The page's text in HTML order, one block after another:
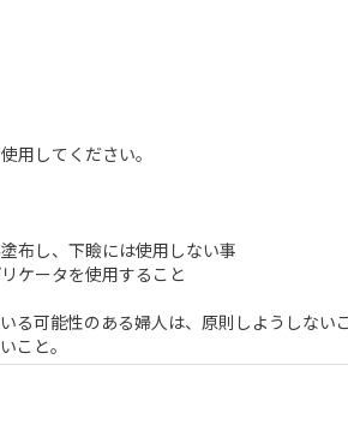
用してください。
布し、下瞼には使用しない事
ケータを使用すること
可能性のある婦人は、原則しようしないこ
こと。